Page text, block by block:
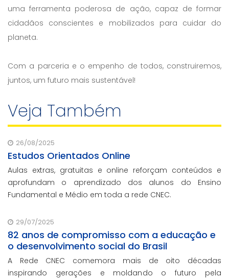
uma ferramenta poderosa de ação, capaz de formar
cidadãos conscientes e mobilizados para cuidar do
planeta.
Com a parceria e o empenho de todos, construiremos,
juntos, um futuro mais sustentável!
Veja Também
26/08/2025
Estudos Orientados Online
Aulas extras, gratuitas e online reforçam conteúdos e
aprofundam o aprendizado dos alunos do Ensino
Fundamental e Médio em toda a rede CNEC.
29/07/2025
82 anos de compromisso com a educação e
o desenvolvimento social do Brasil
A Rede CNEC comemora mais de oito décadas
inspirando gerações e moldando o futuro pela